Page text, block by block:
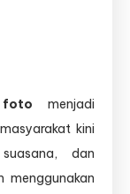
menjadi
kini
dan
menggunakan